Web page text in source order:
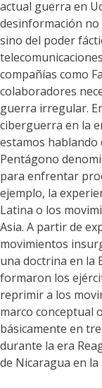
actual guerra en
desinformación no
sino del poder
compañías como
colaboradores
guerra irregular.
ciberguerra en la
estamos
Pentágono
para enfrentar
ejemplo, la
Latina o los
Asia. A partir de
movimientos
una doctrina en la
formaron los
reprimir a los
marco conceptual o
básicamente en
durante la era
de Nicaragua en